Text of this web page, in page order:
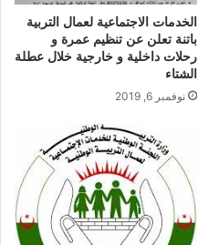
الخدمات الاجتماعية لعمال التربية
باتنة تعلن عن تنظيم عمرة و
رحلات داخلية و خارجية خلال عطلة
الشتاء
نوفمبر 6, 2019